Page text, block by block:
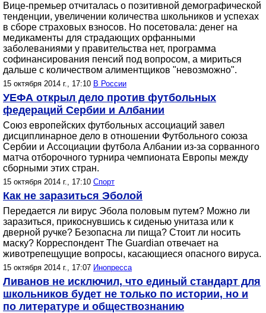
Вице-премьер отчиталась о позитивной демографической
тенденции, увеличении количества школьников и успехах
в сборе страховых взносов. Но посетовала: денег на
медикаменты для страдающих орфанными
заболеваниями у правительства нет, программа
софинансирования пенсий под вопросом, а мириться
дальше с количеством алиментщиков "невозможно".
15 октября 2014 г., 17:10 В России
УЕФА открыл дело против футбольных
федераций Сербии и Албании
Союз европейских футбольных ассоциаций завел
дисциплинарное дело в отношении Футбольного союза
Сербии и Ассоциации футбола Албании из-за сорванного
матча отборочного турнира чемпионата Европы между
сборными этих стран.
15 октября 2014 г., 17:10 Спорт
Как не заразиться Эболой
Передается ли вирус Эбола половым путем? Можно ли
заразиться, прикоснувшись к сиденью унитаза или к
дверной ручке? Безопасна ли пища? Стоит ли носить
маску? Корреспондент The Guardian отвечает на
животрепещущие вопросы, касающиеся опасного вируса.
15 октября 2014 г., 17:07 Инопресса
Ливанов не исключил, что единый стандарт для
школьников будет не только по истории, но и
по литературе и обществознанию